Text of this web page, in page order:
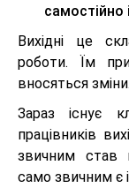
самостійно
Вихідні це
роботи. Їм
вносяться зміни.
Зараз існує
працівників
звичним став
само звичним є